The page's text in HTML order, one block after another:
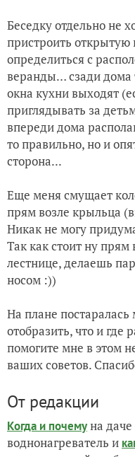
Беседку отдельно не
пристроить открытую
определиться с
веранды… сзади дома
окна кухни выходят
приглядывать за
впереди дома
то правильно, но и
сторона...
Еще меня смущает
прям возле крыльца
Никак не могу
Так как стоит ну
лестнице, делаешь
носом :))
На плане
отобразить, что и где
помогите мне в этом
ваших советов.
От редакции
Когда и почемуна
воднонагреватель и